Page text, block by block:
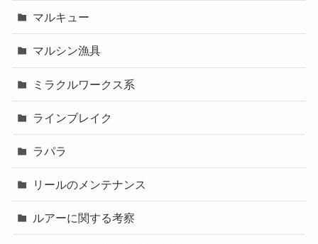
マルキュー
マルシン漁具
ミラクルワークス系
ラインブレイク
ラパラ
リールのメンテナンス
ルアーに関する考察